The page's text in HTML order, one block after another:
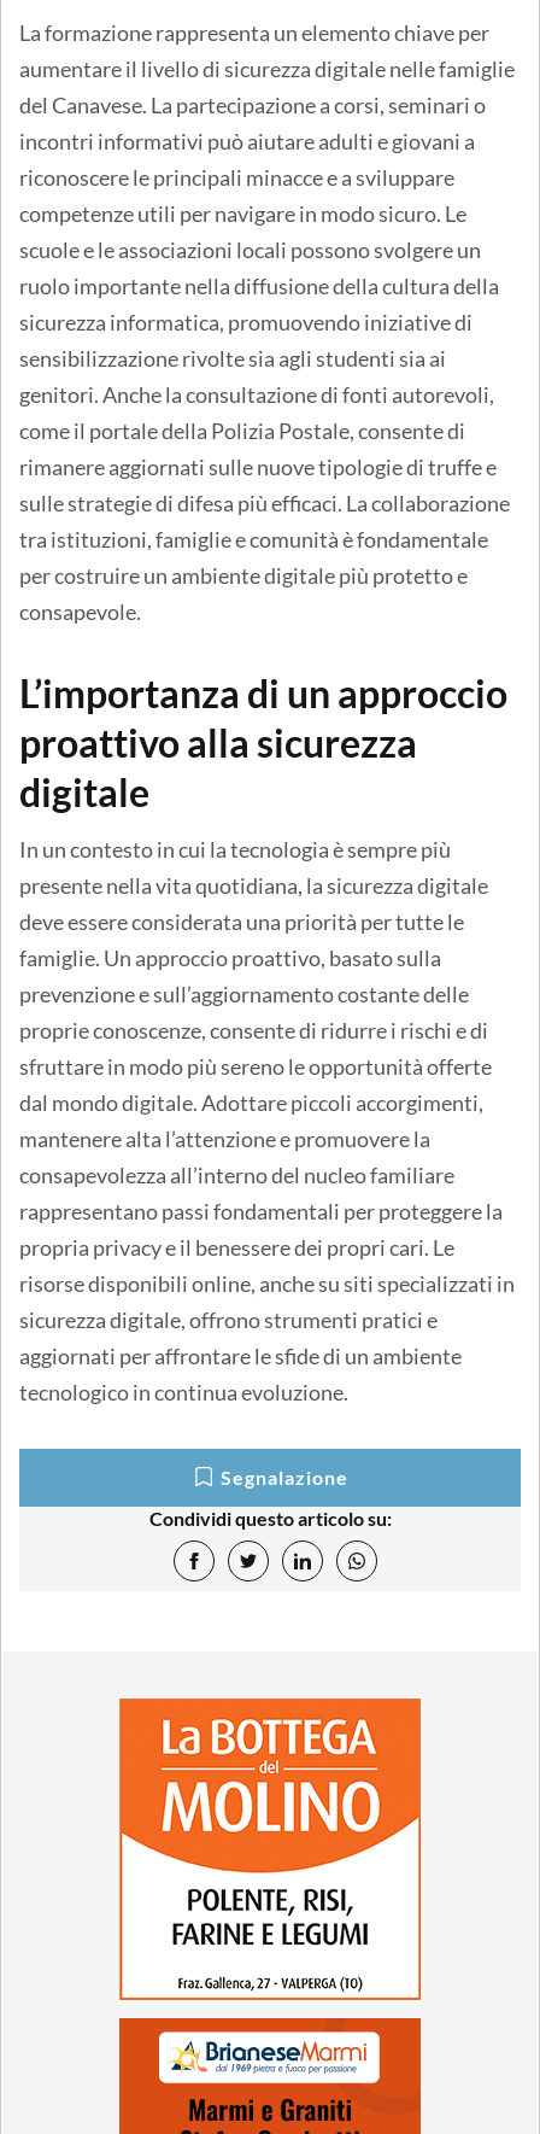
La formazione rappresenta un elemento chiave per
aumentare il livello di sicurezza digitale nelle famiglie
del Canavese. La partecipazione a corsi, seminari o
incontri informativi può aiutare adulti e giovani a
riconoscere le principali minacce e a sviluppare
competenze utili per navigare in modo sicuro. Le
scuole e le associazioni locali possono svolgere un
ruolo importante nella diffusione della cultura della
sicurezza informatica, promuovendo iniziative di
sensibilizzazione rivolte sia agli studenti sia ai
genitori. Anche la consultazione di fonti autorevoli,
come il portale della Polizia Postale, consente di
rimanere aggiornati sulle nuove tipologie di truffe e
sulle strategie di difesa più efficaci. La collaborazione
tra istituzioni, famiglie e comunità è fondamentale
per costruire un ambiente digitale più protetto e
consapevole.
L’importanza di un approccio
proattivo alla sicurezza
digitale
In un contesto in cui la tecnologia è sempre più
presente nella vita quotidiana, la sicurezza digitale
deve essere considerata una priorità per tutte le
famiglie. Un approccio proattivo, basato sulla
prevenzione e sull’aggiornamento costante delle
proprie conoscenze, consente di ridurre i rischi e di
sfruttare in modo più sereno le opportunità offerte
dal mondo digitale. Adottare piccoli accorgimenti,
mantenere alta l’attenzione e promuovere la
consapevolezza all’interno del nucleo familiare
rappresentano passi fondamentali per proteggere la
propria privacy e il benessere dei propri cari. Le
risorse disponibili online, anche su siti specializzati in
sicurezza digitale, offrono strumenti pratici e
aggiornati per affrontare le sfide di un ambiente
tecnologico in continua evoluzione.
Segnalazione
Condividi questo articolo su: